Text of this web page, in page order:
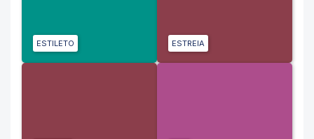
ESTILETO ESTREIA